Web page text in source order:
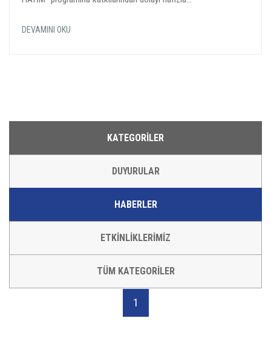
DEVAMINI OKU
KATEGORİLER
DUYURULAR
HABERLER
ETKİNLİKLERİMİZ
TÜM KATEGORİLER
1